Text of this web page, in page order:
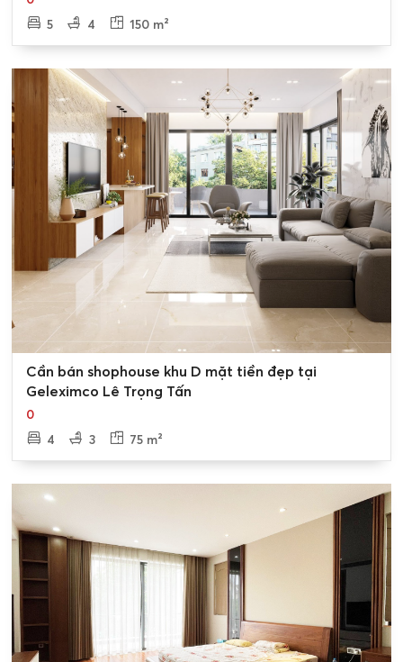
5
4 150 m²
Cần bán shophouse khu D mặt tiền đẹp tại
Geleximco Lê Trọng Tấn
0
4
3 75 m²